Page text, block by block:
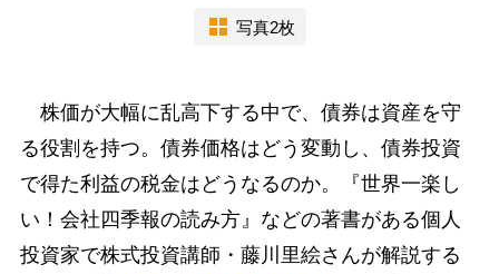
写真2枚
株価が大幅に乱高下する中で、債券は資産を守
る役割を持つ。債券価格はどう変動し、債券投資
で得た利益の税金はどうなるのか。『世界一楽し
い！会社四季報の読み方』などの著書がある個人
投資家で株式投資講師・藤川里絵さんが解説する